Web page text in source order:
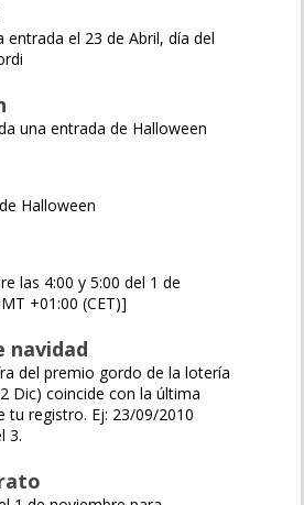
entrada el 23 de Abril, día del
una entrada de Halloween
Halloween
las 4:00 y 5:00 del 1 de
+01:00 (CET)]
navidad
del premio gordo de la lotería
Dic) coincide con la última
tu registro. Ej: 23/09/2010
3.